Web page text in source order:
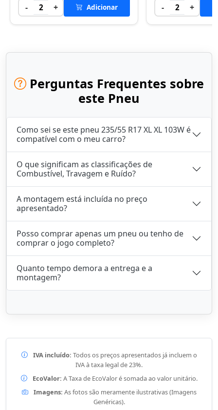
- 2 + Adicionar - 2 +
Perguntas Frequentes sobre
este Pneu
Como sei se este pneu 235/55 R17 XL XL 103W é
compatível com o meu carro?
O que significam as classificações de
Combustível, Travagem e Ruído?
A montagem está incluída no preço
apresentado?
Posso comprar apenas um pneu ou tenho de
comprar o jogo completo?
Quanto tempo demora a entrega e a
montagem?
IVA incluído: Todos os preços apresentados já incluem o
IVA à taxa legal de 23%.
EcoValor: A Taxa de EcoValor é somada ao valor unitário.
Imagens: As fotos são meramente ilustrativas (Imagens
Genéricas).